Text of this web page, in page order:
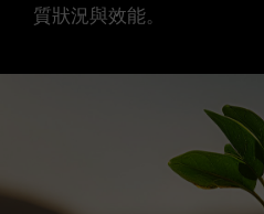
質狀況與效能。